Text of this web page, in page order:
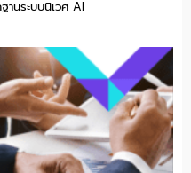
านระบบนิเวศ AI